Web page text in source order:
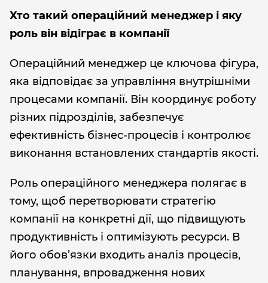
Хто такий операційний менеджер і яку
роль він відіграє в компанії
Операційний менеджер це ключова фігура,
яка відповідає за управління внутрішніми
процесами компанії. Він координує роботу
різних підрозділів, забезпечує
ефективність бізнес-процесів і контролює
виконання встановлених стандартів якості.
Роль операційного менеджера полягає в
тому, щоб перетворювати стратегію
компанії на конкретні дії, що підвищують
продуктивність і оптимізують ресурси. В
його обов’язки входить аналіз процесів,
планування, впровадження нових